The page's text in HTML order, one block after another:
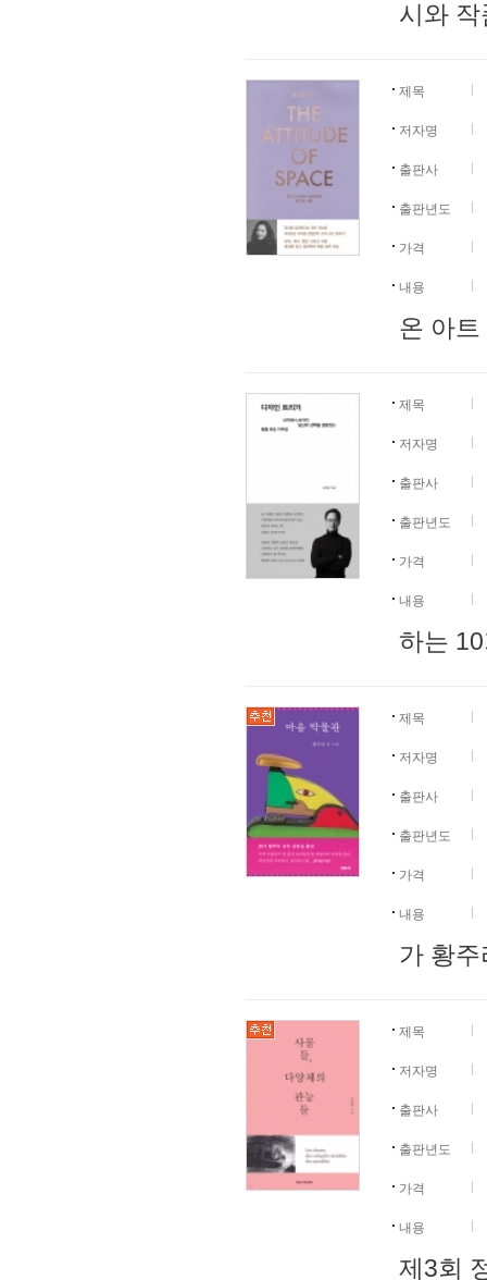
시와
제목
저자명
출판사
출판년도
가격
내용
온 아트
제목
저자명
출판사
출판년도
가격
내용
하는
제목
저자명
출판사
출판년도
가격
내용
가 황
제목
저자명
출판사
출판년도
가격
내용
제3회